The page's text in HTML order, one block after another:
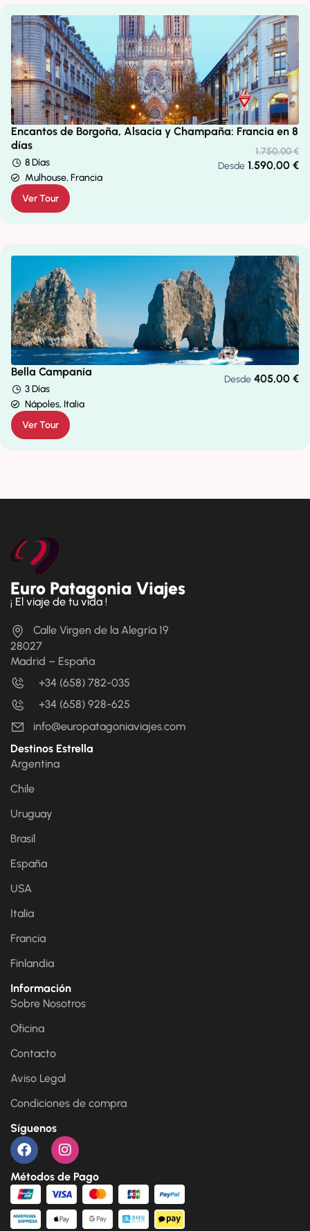
Encantos de Borgoña, Alsacia y Champaña: Francia en 8
días
8 Días
Mulhouse, Francia
1.750,00€
Desde 1.590,00 €
Ver Tour
Bella Campania
3 Días
Nápoles, Italia
Desde 405,00 €
Ver Tour
Euro Patagonia Viajes
¡ El viaje de tu vida !
Calle Virgen de la Alegría 19
28027
Madrid – España
+34 (658) 782-035
+34 (658) 928-625
info@europatagoniaviajes.com
Destinos Estrella
Argentina
Chile
Uruguay
Brasil
España
USA
Italia
Francia
Finlandia
Información
Sobre Nosotros
Oficina
Contacto
Aviso Legal
Condiciones de compra
Síguenos
Métodos de Pago